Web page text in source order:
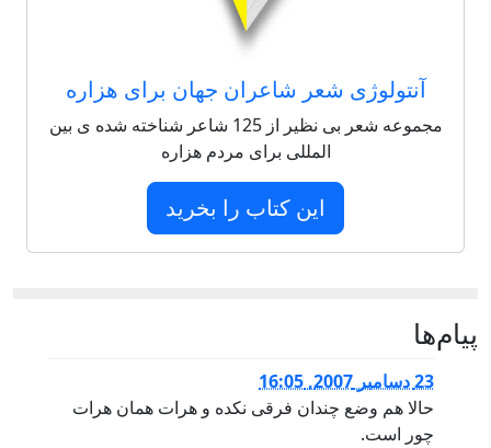
آنتولوژی شعر شاعران جهان برای هزاره
مجموعه شعر بی نظیر از 125 شاعر شناخته شده ی بین
المللی برای مردم هزاره
این کتاب را بخرید
پيام‌ها
23 دسامبر 2007, 16:05
حالا هم وضع چندان فرقی نکده و هرات همان هرات
چور است.